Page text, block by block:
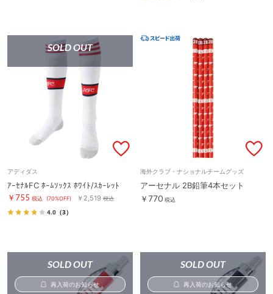
SOLD OUT
アディダス
ｱｰｾﾅﾙFC ﾎｰﾑｿｯｸｽ ﾎﾜｲﾄ/ｽｶｰﾚｯﾄ
￥755 税込 (70%OFF) ￥2,519 税込
4.0 （3）
海外クラブ・ナショナルチームグッズ
アーセナル 2B鉛筆4本セット
￥770 税込
SOLD OUT
再入荷のお知らせ
SOLD OUT
再入荷のお知らせ